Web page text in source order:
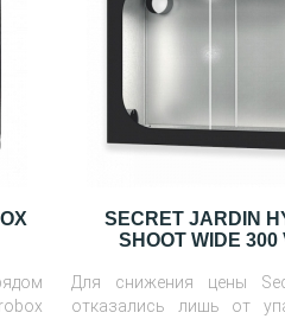
SECRET JARDIN
SHOOT WIDE 300
Для снижения цены
отказались лишь от